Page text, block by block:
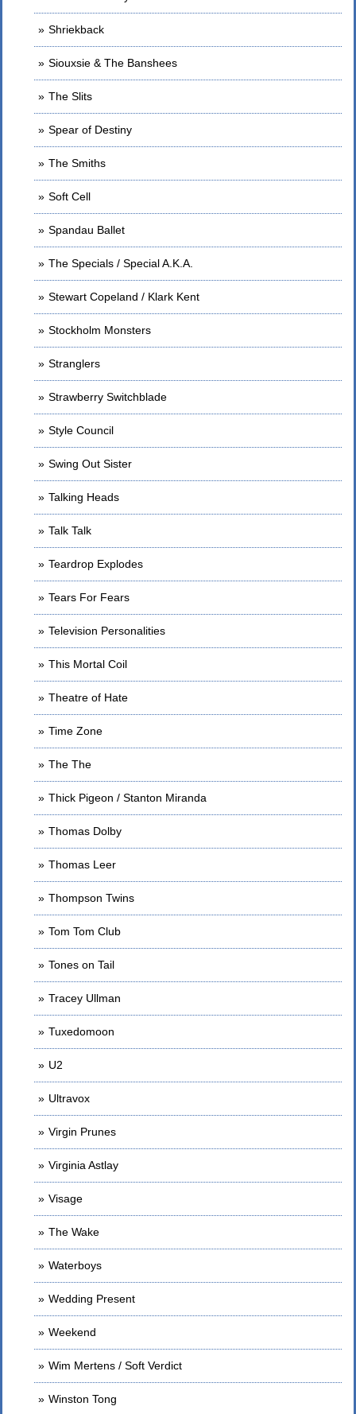
Shriekback
Siouxsie & The Banshees
The Slits
Spear of Destiny
The Smiths
Soft Cell
Spandau Ballet
The Specials / Special A.K.A.
Stewart Copeland / Klark Kent
Stockholm Monsters
Stranglers
Strawberry Switchblade
Style Council
Swing Out Sister
Talking Heads
Talk Talk
Teardrop Explodes
Tears For Fears
Television Personalities
This Mortal Coil
Theatre of Hate
Time Zone
The The
Thick Pigeon / Stanton Miranda
Thomas Dolby
Thomas Leer
Thompson Twins
Tom Tom Club
Tones on Tail
Tracey Ullman
Tuxedomoon
U2
Ultravox
Virgin Prunes
Virginia Astlay
Visage
The Wake
Waterboys
Wedding Present
Weekend
Wim Mertens / Soft Verdict
Winston Tong